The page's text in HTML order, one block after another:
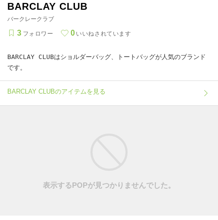
BARCLAY CLUB
バークレークラブ
3 フォロワー 0 いいねされています
BARCLAY CLUBはショルダーバッグ、トートバッグが人気のブランド
です。
BARCLAY CLUBのアイテムを見る
表示するPOPが見つかりませんでした。